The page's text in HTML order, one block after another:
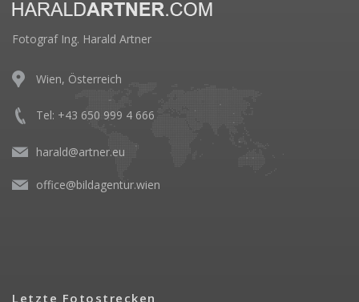
Fotograf Ing. Harald Artner
Wien, Österreich
Tel: +43 650 999 4 666
harald@artner.eu
office@bildagentur.wien
Letzte Fotostrecken